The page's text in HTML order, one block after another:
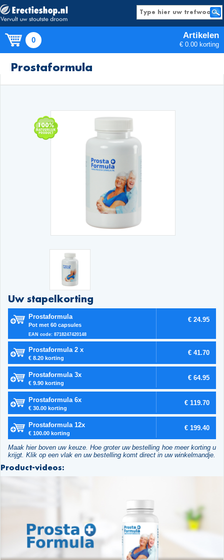
0 Artikelen
€ 0.00 korting
Prostaformula
Uw stapelkorting
Prostaformula
Pot met 60 capsules
EAN code: 8718247420148
€ 24.95
Prostaformula 2 x
€ 8.20 korting
€ 41.70
Prostaformula 3x
€ 9.90 korting
€ 64.95
Prostaformula 6x
€ 30.00 korting
€ 119.70
Prostaformula 12x
€ 100.00 korting
€ 199.40
Maak hier boven uw keuze. Hoe groter uw bestelling hoe meer korting u
krijgt. Klik op een vlak en uw bestelling komt direct in uw winkelmandje.
Product-videos: